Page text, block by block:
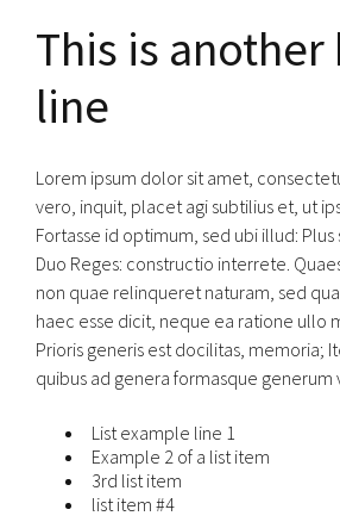
This is
line
Lorem ipsum dolor sit amet,
vero, inquit, placet agi subtilius et, ut
Fortasse id optimum, sed ubi illud:
Duo Reges: constructio interrete.
non quae relinqueret naturam, sed
haec esse dicit, neque ea ratione ullo
Prioris generis est docilitas, memoria;
quibus ad genera formasque generum
List example line 1
Example 2 of a list item
3rd list item
list item #4